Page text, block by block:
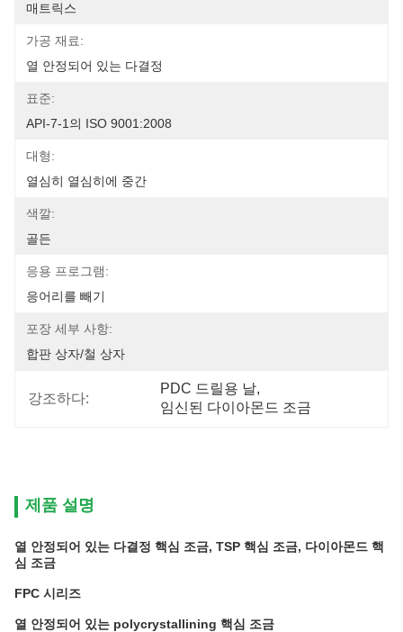
매트릭스
가공 재료:
열 안정되어 있는 다결정
표준:
API-7-1의 ISO 9001:2008
대형:
열심히 열심히에 중간
색깔:
골든
응용 프로그램:
응어리를 빼기
포장 세부 사항:
합판 상자/철 상자
강조하다:
PDC 드릴용 날,
임신된 다이아몬드 조금
제품 설명
열 안정되어 있는 다결정 핵심 조금, TSP 핵심 조금, 다이아몬드 핵
심 조금
FPC 시리즈
열 안정되어 있는 polycrystallining 핵심 조금